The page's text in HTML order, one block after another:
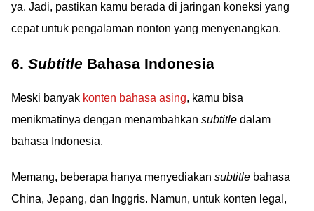
ya. Jadi, pastikan kamu berada di jaringan koneksi yang
cepat untuk pengalaman nonton yang menyenangkan.
6. Subtitle Bahasa Indonesia
Meski banyak konten bahasa asing, kamu bisa
menikmatinya dengan menambahkan subtitle dalam
bahasa Indonesia.
Memang, beberapa hanya menyediakan subtitle bahasa
China, Jepang, dan Inggris. Namun, untuk konten legal,